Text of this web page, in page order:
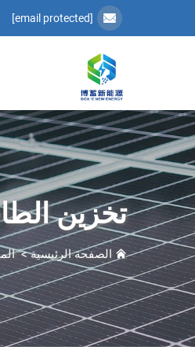
[email protected]
تخزين
الصفحة الرئيسية>